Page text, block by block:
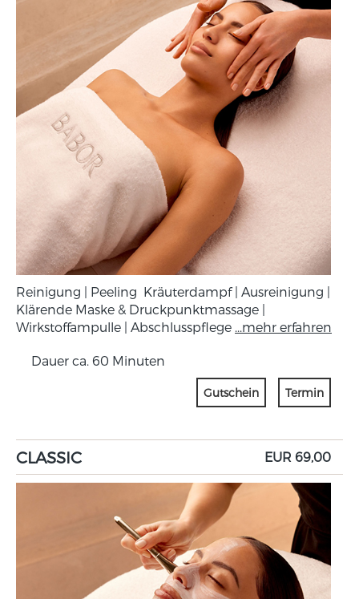
Reinigung | Peeling Kräuterdampf | Ausreinigung |
Klärende Maske & Druckpunktmassage |
Wirkstoffampulle | Abschlusspflege ...mehr erfahren
Dauer ca. 60 Minuten
Gutschein Termin
CLASSIC EUR 69,00